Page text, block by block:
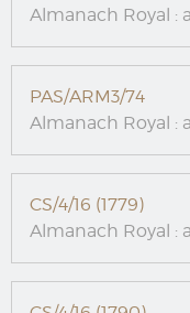
Almanach Royal :
PAS/ARM3/74
Almanach Royal :
CS/4/16 (1779)
Almanach Royal :